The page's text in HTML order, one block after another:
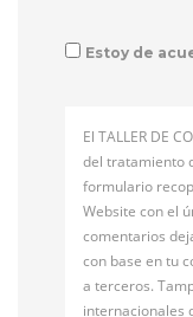
Estoy de
El TALLER DE
del tratamiento
formulario
Website con el
comentarios
con base en tu
a terceros.
internacionales